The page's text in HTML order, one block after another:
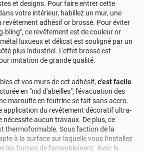
et designs. Pour faire entrer cette
votre intérieur, habillez un mur, une
adhésif or brossé. Pour éviter
bling", ce revêtement est de couleur or
luxueux et délicat est souligné par un
plus industriel. L'effet brossé est
imitation de grande qualité.
et vos murs de cet adhésif, c'est facile
en "nid d'abeilles", l'évacuation des
maroufle en feutrine se fait sans accro.
application du revêtement décoratif ultra-
nécessite aucun travaux. De plus, ce
thermoformable. Sous l'action de la
à la surface sur laquelle vous l'installez
les formes de l'ameublement. Avec la